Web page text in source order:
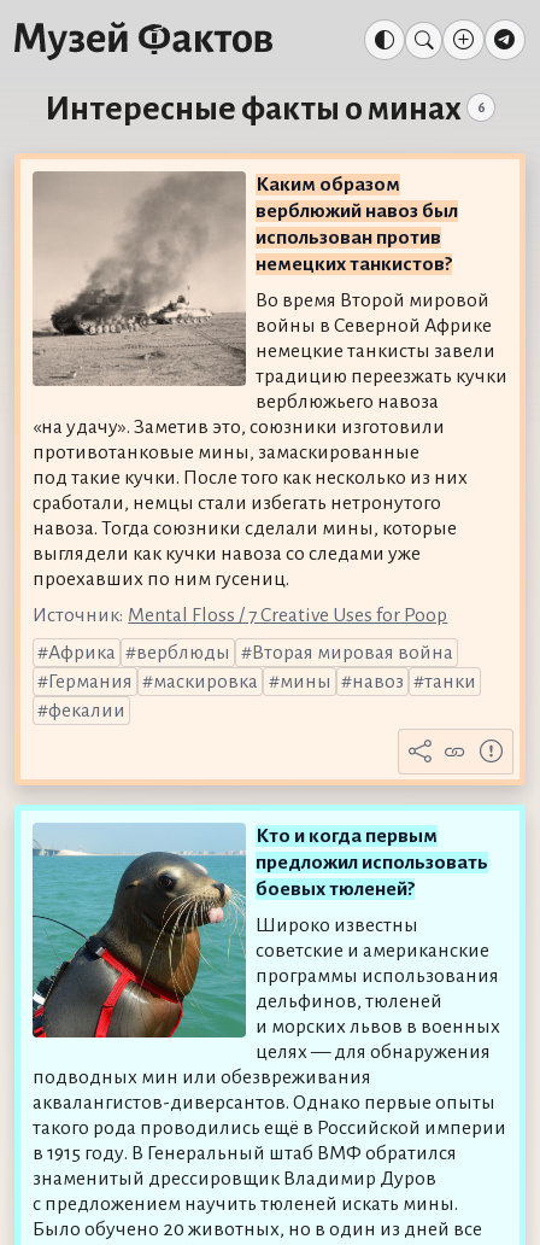
Интересные факты о минах 6
Каким образом
верблюжий навоз был
использован против
немецких танкистов?
Во время Второй мировой
войны в Северной Африке
немецкие танкисты завели
традицию переезжать кучки
верблюжьего навоза
«на удачу». Заметив это, союзники изготовили
противотанковые мины, замаскированные
под такие кучки. После того как несколько из них
сработали, немцы стали избегать нетронутого
навоза. Тогда союзники сделали мины, которые
выглядели как кучки навоза со следами уже
проехавших по ним гусениц.
Источник: Mental Floss / 7 Creative Uses for Poop
Африка
верблюды
Вторая мировая война
Германия
маскировка мины навоз
танки
фекалии
Кто и когда первым
предложил использовать
боевых тюленей?
Широко известны
советские и американские
программы использования
дельфинов, тюленей
и морских львов в военных
целях — для обнаружения
подводных мин или обезвреживания
аквалангистов-диверсантов. Однако первые опыты
такого рода проводились ещё в Российской империи
в 1915 году. В Генеральный штаб ВМФ обратился
знаменитый дрессировщик Владимир Дуров
с предложением научить тюленей искать мины.
Было обучено 20 животных, но в один из дней все